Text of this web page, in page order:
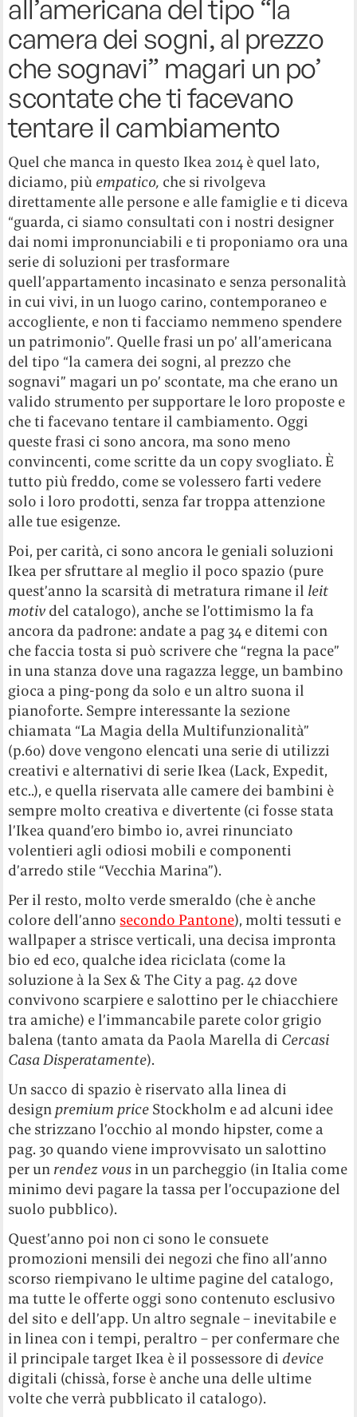
all’americana del tipo “la
camera dei sogni, al prezzo
che sognavi” magari un po’
scontate che ti facevano
tentare il cambiamento
Quel che manca in questo Ikea 2014 è quel lato,
diciamo, più empatico, che si rivolgeva
direttamente alle persone e alle famiglie e ti diceva
“guarda, ci siamo consultati con i nostri designer
dai nomi impronunciabili e ti proponiamo ora una
serie di soluzioni per trasformare
quell’appartamento incasinato e senza personalità
in cui vivi, in un luogo carino, contemporaneo e
accogliente, e non ti facciamo nemmeno spendere
un patrimonio”. Quelle frasi un po’ all’americana
del tipo “la camera dei sogni, al prezzo che
sognavi” magari un po’ scontate, ma che erano un
valido strumento per supportare le loro proposte e
che ti facevano tentare il cambiamento. Oggi
queste frasi ci sono ancora, ma sono meno
convincenti, come scritte da un copy svogliato. È
tutto più freddo, come se volessero farti vedere
solo i loro prodotti, senza far troppa attenzione
alle tue esigenze.
Poi, per carità, ci sono ancora le geniali soluzioni
Ikea per sfruttare al meglio il poco spazio (pure
quest’anno la scarsità di metratura rimane il leit
motiv del catalogo), anche se l’ottimismo la fa
ancora da padrone: andate a pag 34 e ditemi con
che faccia tosta si può scrivere che “regna la pace”
in una stanza dove una ragazza legge, un bambino
gioca a ping-pong da solo e un altro suona il
pianoforte. Sempre interessante la sezione
chiamata “La Magia della Multifunzionalità”
(p.60) dove vengono elencati una serie di utilizzi
creativi e alternativi di serie Ikea (Lack, Expedit,
etc..), e quella riservata alle camere dei bambini è
sempre molto creativa e divertente (ci fosse stata
l’Ikea quand’ero bimbo io, avrei rinunciato
volentieri agli odiosi mobili e componenti
d’arredo stile “Vecchia Marina”).
Per il resto, molto verde smeraldo (che è anche
colore dell’anno secondo Pantone), molti tessuti e
wallpaper a strisce verticali, una decisa impronta
bio ed eco, qualche idea riciclata (come la
soluzione à la Sex & The City a pag. 42 dove
convivono scarpiere e salottino per le chiacchiere
tra amiche) e l’immancabile parete color grigio
balena (tanto amata da Paola Marella di Cercasi
Casa Disperatamente).
Un sacco di spazio è riservato alla linea di
design premium price Stockholm e ad alcuni idee
che strizzano l’occhio al mondo hipster, come a
pag. 30 quando viene improvvisato un salottino
per un rendez vous in un parcheggio (in Italia come
minimo devi pagare la tassa per l’occupazione del
suolo pubblico).
Quest’anno poi non ci sono le consuete
promozioni mensili dei negozi che fino all’anno
scorso riempivano le ultime pagine del catalogo,
ma tutte le offerte oggi sono contenuto esclusivo
del sito e dell’app. Un altro segnale – inevitabile e
in linea con i tempi, peraltro – per confermare che
il principale target Ikea è il possessore di device
digitali (chissà, forse è anche una delle ultime
volte che verrà pubblicato il catalogo).